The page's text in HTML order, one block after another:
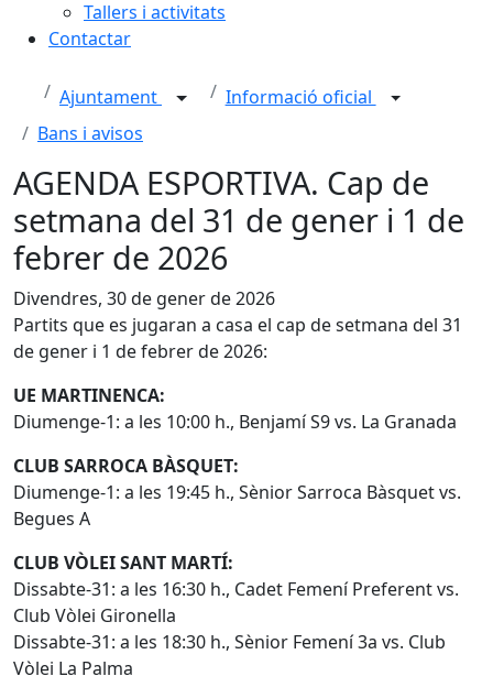
Tallers i activitats
Contactar
Ajuntament
Informació oficial
Bans i avisos
AGENDA ESPORTIVA. Cap de
setmana del 31 de gener i 1 de
febrer de 2026
Divendres, 30 de gener de 2026
Partits que es jugaran a casa el cap de setmana del 31
de gener i 1 de febrer de 2026:
UE MARTINENCA:
Diumenge-1: a les 10:00 h., Benjamí S9 vs. La Granada
CLUB SARROCA BÀSQUET:
Diumenge-1: a les 19:45 h., Sènior Sarroca Bàsquet vs.
Begues A
CLUB VÒLEI SANT MARTÍ:
Dissabte-31: a les 16:30 h., Cadet Femení Preferent vs.
Club Vòlei Gironella
Dissabte-31: a les 18:30 h., Sènior Femení 3a vs. Club
Vòlei La Palma